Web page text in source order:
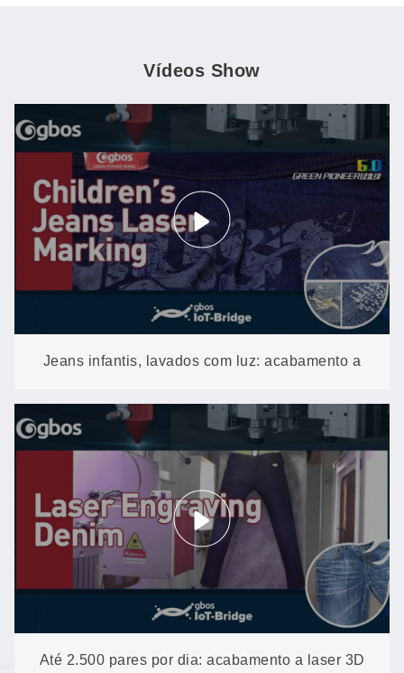
Vídeos Show
Jeans infantis, lavados com luz: acabamento a
laser compacto para jeans personalizados (XXP3-
180)
Até 2.500 pares por dia: acabamento a laser 3D